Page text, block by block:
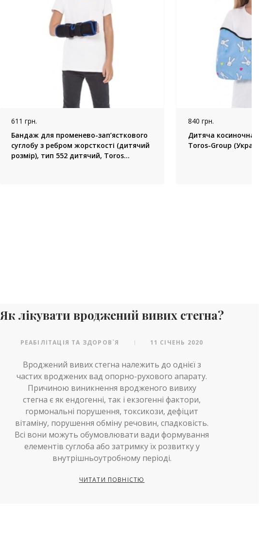
611 грн.
Бандаж для променево-зап’ясткового
суглобу з ребром жорсткості (дитячий
розмір), тип 552 дитячий, Toros
840 грн.
Дитяча косиночна
Toros-Group (Україна)
Як лікувати вроджений вивих стегна?
РЕАБІЛІТАЦІЯ ТА ЗДОРОВ`Я 11 СІЧЕНЬ 2020
Вроджений вивих стегна належить до однієї з
частих вроджених вад опорно-рухового апарату.
Причиною виникнення вродженого вивиху
стегна є як ендогенні, так і екзогенні фактори,
гормональні порушення, токсикози, дефіцит
вітаміну, порушення обміну речовин, спадковість.
Всі вони можуть обумовлювати вади формування
елементів суглоба або затримку їх розвитку у
внутрішньоутробному періоді.
ЧИТАТИ ПОВНІСТЮ